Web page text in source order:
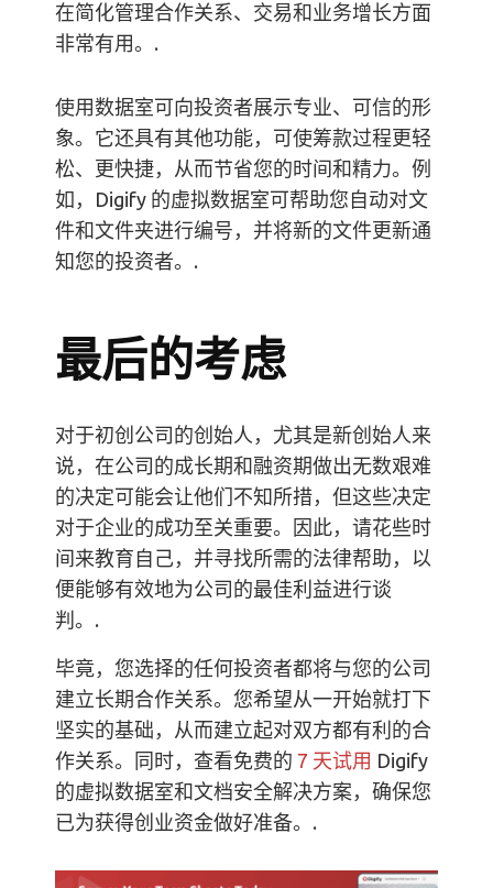
在简化管理合作关系、交易和业务增长方面
非常有用。.
使用数据室可向投资者展示专业、可信的形
象。它还具有其他功能，可使筹款过程更轻
松、更快捷，从而节省您的时间和精力。例
如，Digify 的虚拟数据室可帮助您自动对文
件和文件夹进行编号，并将新的文件更新通
知您的投资者。.
最后的考虑
对于初创公司的创始人，尤其是新创始人来
说，在公司的成长期和融资期做出无数艰难
的决定可能会让他们不知所措，但这些决定
对于企业的成功至关重要。因此，请花些时
间来教育自己，并寻找所需的法律帮助，以
便能够有效地为公司的最佳利益进行谈
判。.
毕竟，您选择的任何投资者都将与您的公司
建立长期合作关系。您希望从一开始就打下
坚实的基础，从而建立起对双方都有利的合
作关系。同时，查看免费的 7 天试用 Digify
的虚拟数据室和文档安全解决方案，确保您
已为获得创业资金做好准备。.